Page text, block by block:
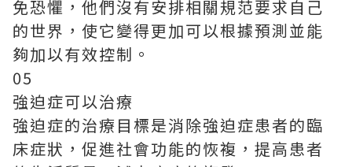
免恐懼，他們沒有安排相關規范要求自己
的世界，使它變得更加可以根據預測並能
夠加以有效控制。
05
強迫症可以治療
強迫症的治療目標是消除強迫症患者的臨
床症狀，促進社會功能的恢複，提高患者